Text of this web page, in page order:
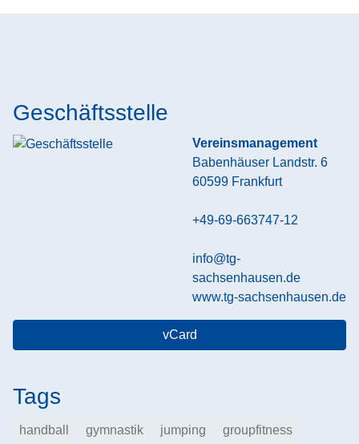
Geschäftsstelle
Vereinsmanagement
Babenhäuser Landstr. 6
60599 Frankfurt
+49-69-663747-12
info@tg-
sachsenhausen.de
www.tg-sachsenhausen.de
vCard
Tags
handball gymnastik jumping groupfitness